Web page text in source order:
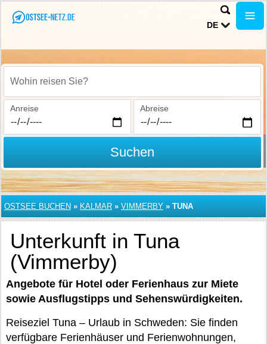
DE
Wohin reisen Sie?
Anreise Abreise
Suchen
OSTSEE BUCHEN » KALMAR » VIMMERBY » TUNA
Unterkunft in Tuna
(Vimmerby)
Angebote für Hotel oder Ferienhaus zur Miete
sowie Ausflugstipps und Sehenswürdigkeiten.
Reiseziel Tuna – Urlaub in Schweden: Sie finden
verfügbare Ferienhäuser und Ferienwohnungen,